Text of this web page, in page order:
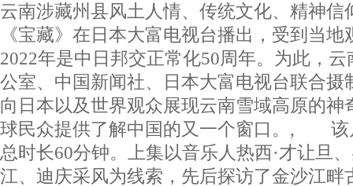
云南涉藏州县风土人情、传统文化、精神信
《宝藏》在日本大富电视台播出，受到
2022年是中日邦交正常化50周年。为此，
公室、中国新闻社、日本大富电视台联合摄
向日本以及世界观众展现云南雪域高原的神
球民众提供了解中国的又一个窗口。, 该
总时长60分钟。上集以音乐人热西·才让旦
江、迪庆采风为线索，先后探访了金沙江畔